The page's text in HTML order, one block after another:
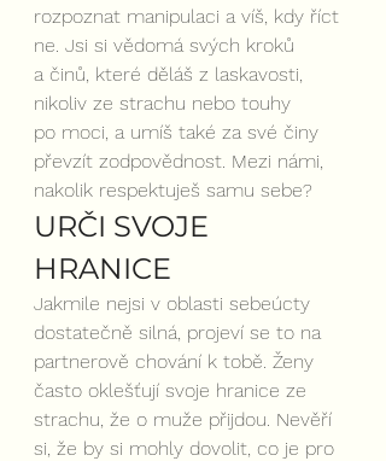
rozpoznat manipulaci a víš, kdy říct
ne. Jsi si vědomá svých kroků
a činů, které děláš z laskavosti,
nikoliv ze strachu nebo touhy
po moci, a umíš také za své činy
převzít zodpovědnost. Mezi námi,
nakolik respektuješ samu sebe?
URČI SVOJE
HRANICE
Jakmile nejsi v oblasti sebeúcty
dostatečně silná, projeví se to na
partnerově chování k tobě. Ženy
často oklešťují svoje hranice ze
strachu, že o muže přijdou. Nevěří
si, že by si mohly dovolit, co je pro